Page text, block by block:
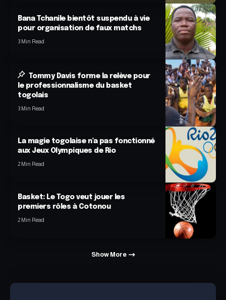
Bana Tchanile bientôt suspendu à vie
pour organisation de faux matchs
3 Min Read
Tommy Davis forme la relève pour
le professionnalisme du basket
togolais
3 Min Read
La magie togolaise n’a pas fonctionné
aux Jeux Olympiques de Rio
2 Min Read
Basket: Le Togo veut jouer les
premiers rôles à Cotonou
2 Min Read
Show More